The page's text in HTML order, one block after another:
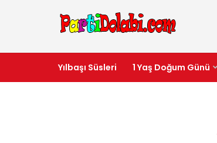
Yılbaşı Süsleri 1 Yaş Doğum Günü